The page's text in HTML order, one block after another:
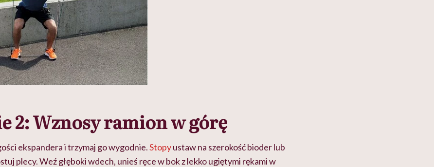
2: Wznosy ramion w górę
ekspandera i trzymaj go wygodnie.Stopyustaw na szerokość bioder lub
plecy. Weź głęboki wdech, unieś ręce w bok z lekko ugiętymi rękami w